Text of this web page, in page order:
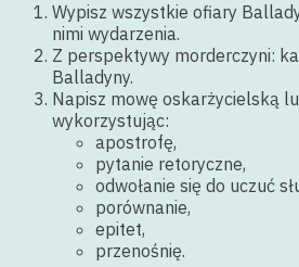
Wypisz wszystkie ofiary
nimi wydarzenia.
Z perspektywy morderczyni:
Balladyny.
Napisz mowę oskarżycielską
wykorzystując:
apostrofę,
pytanie retoryczne,
odwołanie się do uczuć
porównanie,
epitet,
przenośnię.